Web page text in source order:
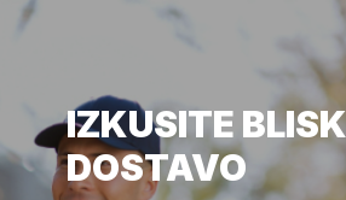
IZKUSITE
DOSTAVO